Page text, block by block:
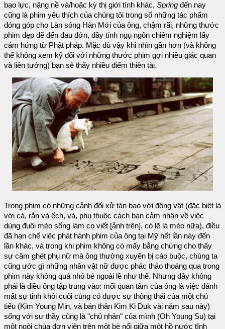
bạo lực, nặng nề và/hoặc kỳ thị giới tính khác, Spring đến nay
cũng là phim yêu thích của chúng tôi trong số những tác phẩm
đóng góp cho Làn sóng Hàn Mới của ông, chậm rãi, những thước
phim đẹp đẽ đến đau đớn, đầy tính ngụ ngôn chiêm nghiệm lấy
cảm hứng từ Phật pháp. Mặc dù vậy khi nhìn gần hơn (và không
thể không xem kỹ đối với những thước phim gợi nhiều giác quan
và liên tưởng) bạn sẽ thấy nhiều điểm thiên tài.
Trong phim có những cảnh đối xử tàn bạo với đông vật (đặc biệt là
với cá, rắn và ếch, và, phụ thuộc cách bạn cảm nhận về việc
dùng đuôi mèo sống làm cọ viết [ảnh trên], có lẽ là mèo nữa), điều
đã hạn chế việc phát hành phim của ông tại Mỹ hết lần này đến
lần khác, và trong khi phim không có mấy bằng chứng cho thấy
sự căm ghét phụ nữ mà ông thường xuyên bị cáo buộc, chúng ta
cũng ước gì những nhân vật nữ được phác thảo thoáng qua trong
phim này không quá nhỏ bé ngoài lề như thế. Nhưng đây không
phải là điều ông tập trung vào: mối quan tâm của ông là việc đánh
mất sự tinh khôi cuối cùng có được sự thông thái của một chú
tiểu (Kim Young Min, và bản thân Kim Ki Duk vài năm sau này)
sống với sư thầy cũng là "chủ nhân" của mình (Oh Young Su) tại
một ngôi chùa đơn viện trên một bè nổi giữa một hồ nước tĩnh